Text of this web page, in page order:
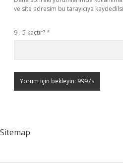
ve site adresim bu tarayıcıya
9 - 5 kaçtır?*
Sitemap